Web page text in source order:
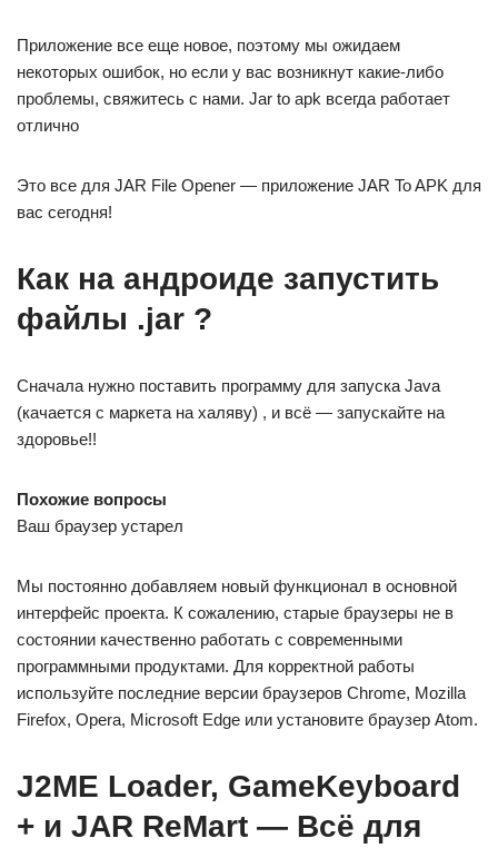
Приложение все еще новое, поэтому мы ожидаем
некоторых ошибок, но если у вас возникнут какие-либо
проблемы, свяжитесь с нами. Jar to apk всегда работает
отлично
Это все для JAR File Opener — приложение JAR To APK для
вас сегодня!
Как на андроиде запустить
файлы .jar ?
Сначала нужно поставить программу для запуска Java
(качается с маркета на халяву) , и всё — запускайте на
здоровье!!
Похожие вопросы
Ваш браузер устарел
Мы постоянно добавляем новый функционал в основной
интерфейс проекта. К сожалению, старые браузеры не в
состоянии качественно работать с современными
программными продуктами. Для корректной работы
используйте последние версии браузеров Chrome, Mozilla
Firefox, Opera, Microsoft Edge или установите браузер Atom.
J2ME Loader, GameKeyboard
+ и JAR ReMart — Всё для